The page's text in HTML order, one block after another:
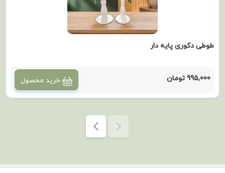
طوطی دکوری پایه دار
995,000 تومان خرید محصول